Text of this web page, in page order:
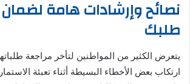
نصائح وإرشادات هامة
طلبك
يتعرض الكثير من المواطنين لتأخر مراجعة
ارتكاب بعض الأخطاء البسيطة أثناء تعبئة